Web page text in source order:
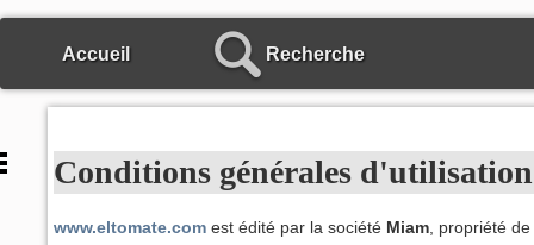
Accueil Recherche
Conditions générales
www.eltomate.com est édité par la société Miam , propriété